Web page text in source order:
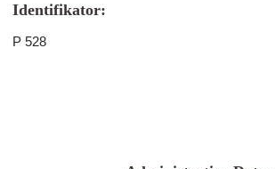
Identifikator:
P 528